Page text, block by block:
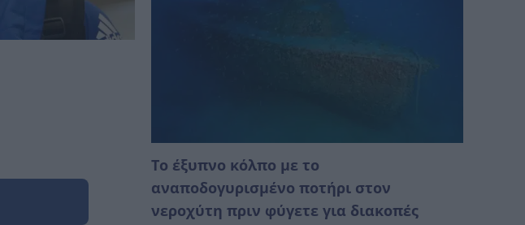
Το έξυπνο κόλπο με το
αναποδογυρισμένο ποτήρι στον
νεροχύτη πριν φύγετε για διακοπές